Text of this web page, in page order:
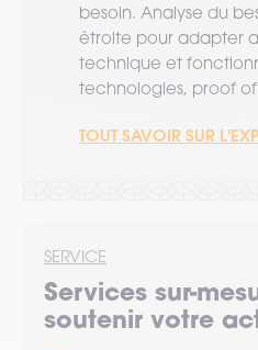
besoin. Analyse du
étroite pour adapter
technique et
technologies, proof
TOUT SAVOIR SUR
SERVICE
Services sur-
soutenir votre